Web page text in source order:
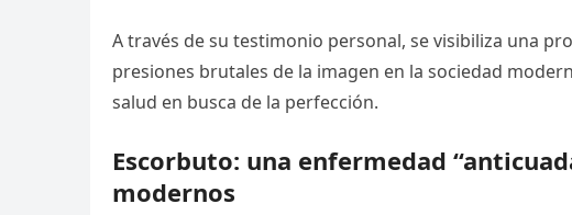
A través de su testimonio personal, se visibiliza una
presiones brutales de la imagen en la sociedad
salud en busca de la perfección.
Escorbuto: una enfermedad
modernos